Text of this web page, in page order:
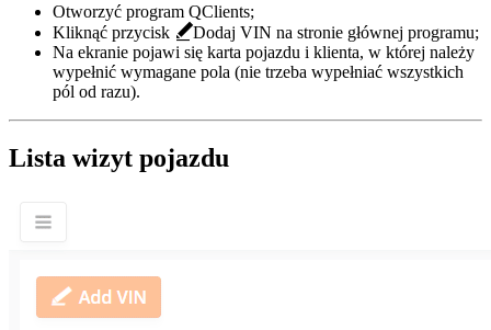
Otworzyć program QClients;
Kliknąć przycisk
Dodaj VIN na stronie głównej programu;
Na ekranie pojawi się karta pojazdu i klienta, w której należy
wypełnić wymagane pola (nie trzeba wypełniać wszystkich
pól od razu).
Lista wizyt pojazdu